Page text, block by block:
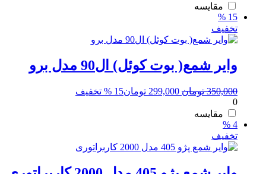
مقایسه
15 %
تخفیف
وایر شمع( بوت کوئل) ال90 مدل برو
350,000 تومان قیمت
299,000 تومان15 % تخفیف
0
مقایسه
4 %
تخفیف